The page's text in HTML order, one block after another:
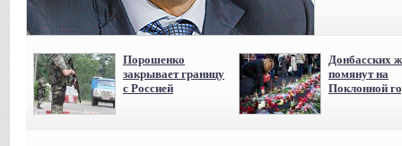
Порошенко
закрывает границу
с Россией
Донбасских
помянут на
Поклонной